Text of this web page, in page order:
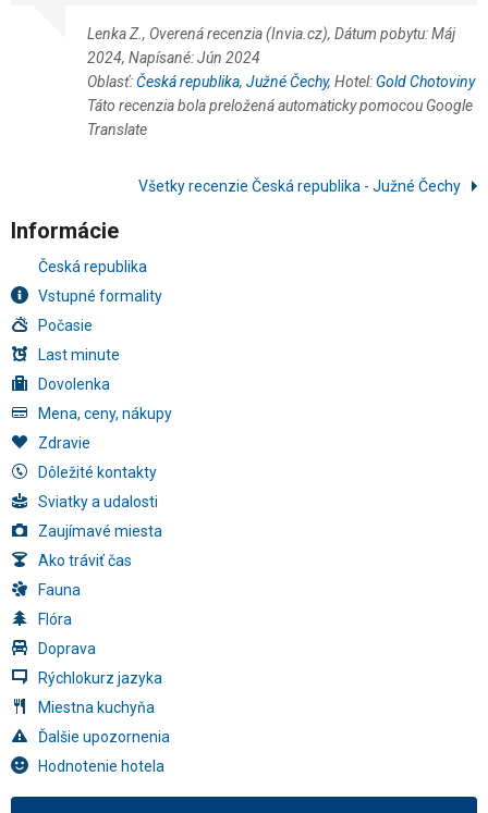
Lenka Z., Overená recenzia (Invia.cz), Dátum pobytu: Máj
2024, Napísané: Jún 2024
Oblasť:Česká republika, Južné Čechy, Hotel: Gold Chotoviny
Táto recenzia bola preložená automaticky pomocou Google
Translate
Všetky recenzie Česká republika - Južné Čechy
Informácie
Česká republika
Vstupné formality
Počasie
Last minute
Dovolenka
Mena, ceny, nákupy
Zdravie
Dôležité kontakty
Sviatky a udalosti
Zaujímavé miesta
Ako tráviť čas
Fauna
Flóra
Doprava
Rýchlokurz jazyka
Miestna kuchyňa
Ďalšie upozornenia
Hodnotenie hotela